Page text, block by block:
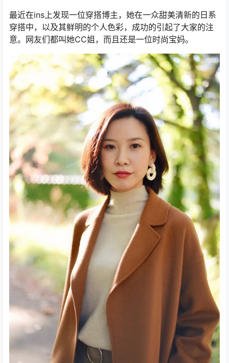
最近在ins上发现一位穿搭博主，她在一众甜美清新的日系
穿搭中，以及其鲜明的个人色彩，成功的引起了大家的注
意。网友们都叫她CC姐，而且还是一位时尚宝妈。